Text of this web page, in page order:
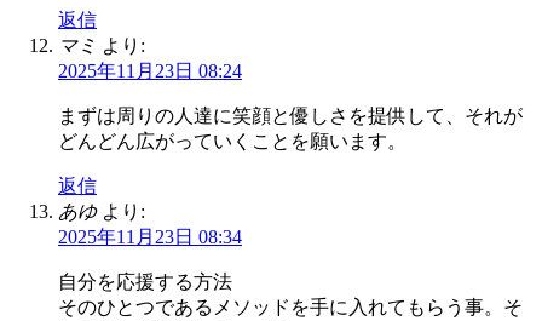
返信
マミ より:
2025年11月23日 08:24
まずは周りの人達に笑顔と優しさを提供して、それが
どんどん広がっていくことを願います。
返信
あゆ より:
2025年11月23日 08:34
自分を応援する方法
そのひとつであるメソッドを手に入れてもらう事。そ